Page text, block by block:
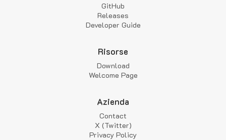
GitHub
Releases
Developer Guide
Risorse
Download
Welcome Page
Azienda
Contact
X (Twitter)
Privacy Policy